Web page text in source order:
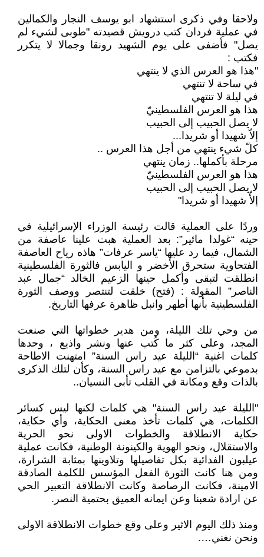
ولاحقا وفي ذكرى استشهاد ابو يوسف النجار والكمالين
في عملية فردان كتب درويش قصيدته "طوبى لشيء لم
يصل" فأضفى على يوم الشهيد رونقا وجمالا لا يتكرر
فكتب :
"هذا هو العرس الذي لا ينتهي
في ساحة لا تنتهي
في ليلة لا تنتهي
هذا هو العرس الفلسطينيّ
لا يصل الحبيب إلى الحبيب
إلاّ شهيدا أو شريدا...
كلّ شيء ينتهي من أجل هذا العرس ..
مرحلة بأكملها.. زمان ينتهي
هذا هو العرس الفلسطينيّ
لا يصل الحبيب إلى الحبيب
إلأّ شهيدا أو شريدا"
وردًا على العملية قالت رئيسة الوزراء الإسرائيلية في
حينه “غولدا مائير”: بعد العملية هبت علينا عاصفة من
الشمال، فيما رد عليها “ياسر عرفات” هاذه رياح العاصفة
الفتحاوية ستحرق الأخضر و اليابس فالثورة الفلسطينية
انطلقت لتبقى وأكمل حينها الزعيم الخالد “جمال عبد
الناصر” المقولة : (فتح) خلقت لتنتصر ووصف الثورة
الفلسطينية بأنها أطهر وانبل ظاهرة عرفها التاريخ.
من وحي تلك الليلة، ومن هدير خطواتها التي صنعت
المجد، وعلى كثر ما كُتب عنها ونشر واذيع ، وحدها
كلمات اغنية “الليلة عيد راس السنة” امتهنت الاطاحة
بدموعي بالتزامن مع عيد راس السنة، وكأن لتلك الذكرى
بالذات وقع ومكانة في القلب تأبى النسيان..
"الليلة عيد راس السنة" هي كلمات لكنها ليس كسائر
الكلمات، هي كلمات تأخذ معنى الحكاية، وأي حكاية،
حكاية الانطلاقة والخطوات الاولى نحو الحرية
والاستقلال، ونحو الهوية والكينونة الوطنية، فكانت عملية
عيلبون الفدائية بكل تفاصيلها وتلاوينها بمثابة الشرارة،
ومن هنا كانت الثورة الفعل المؤسس للكلمة الصادقة
الامينة، فكانت الرصاصة وكانت الانطلاقة التعبير الحي
عن ارادة شعبنا وعن ايمانه العميق بحتمية النصر.
ومنذ ذلك اليوم الاثير وعلى وقع خطوات الانطلاقة الاولى
ونحن نغني….